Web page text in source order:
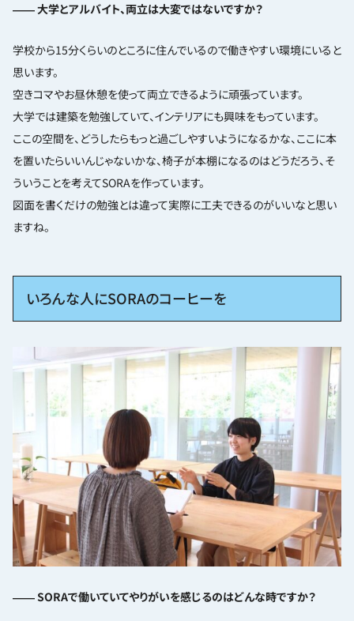
―― 大学とアルバイト、両立は大変ではないですか？
学校から15分くらいのところに住んでいるので働きやすい環境にいると
思います。
空きコマやお昼休憩を使って両立できるように頑張っています。
大学では建築を勉強していて、インテリアにも興味をもっています。
ここの空間を、どうしたらもっと過ごしやすいようになるかな、ここに本
を置いたらいいんじゃないかな、椅子が本棚になるのはどうだろう、そ
ういうことを考えてSORAを作っています。
図面を書くだけの勉強とは違って実際に工夫できるのがいいなと思い
ますね。
いろんな人にSORAのコーヒーを
―― SORAで働いていてやりがいを感じるのはどんな時ですか？